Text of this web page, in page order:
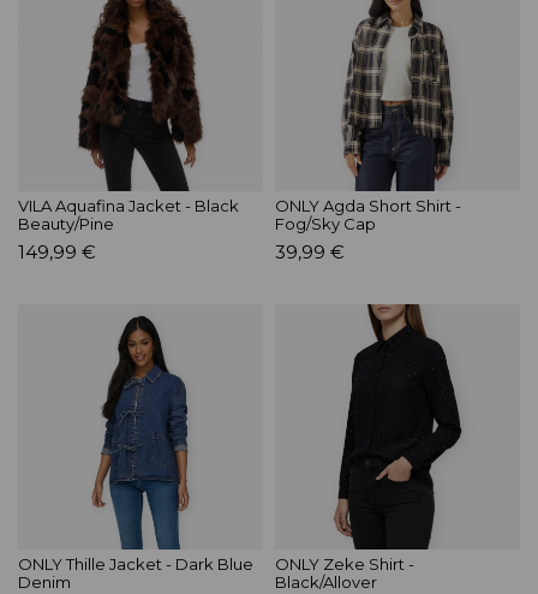
VILA Aquafina Jacket - Black
Beauty/Pine
149,99 €
ONLY Agda Short Shirt -
Fog/Sky Cap
39,99 €
ONLY Thille Jacket - Dark Blue
Denim
ONLY Zeke Shirt -
Black/Allover